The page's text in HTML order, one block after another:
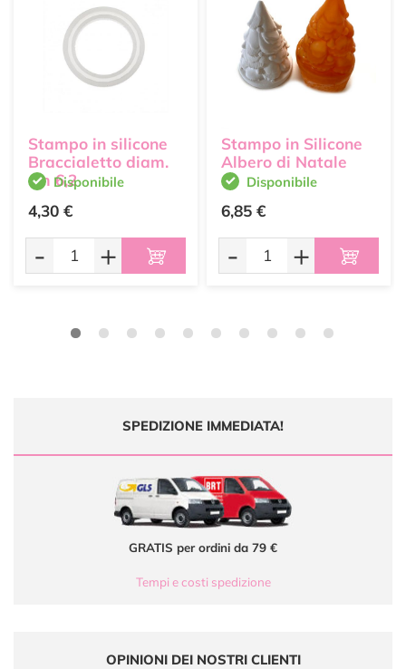
Stampo in silicone
Braccialetto diam.
cm 6,2Disponibile
4,30 €
- +
Stampo in Silicone
Albero di Natale
Disponibile
6,85 €
- +
SPEDIZIONE IMMEDIATA!
GRATIS per ordini da 79 €
Tempi e costi spedizione
OPINIONI DEI NOSTRI CLIENTI